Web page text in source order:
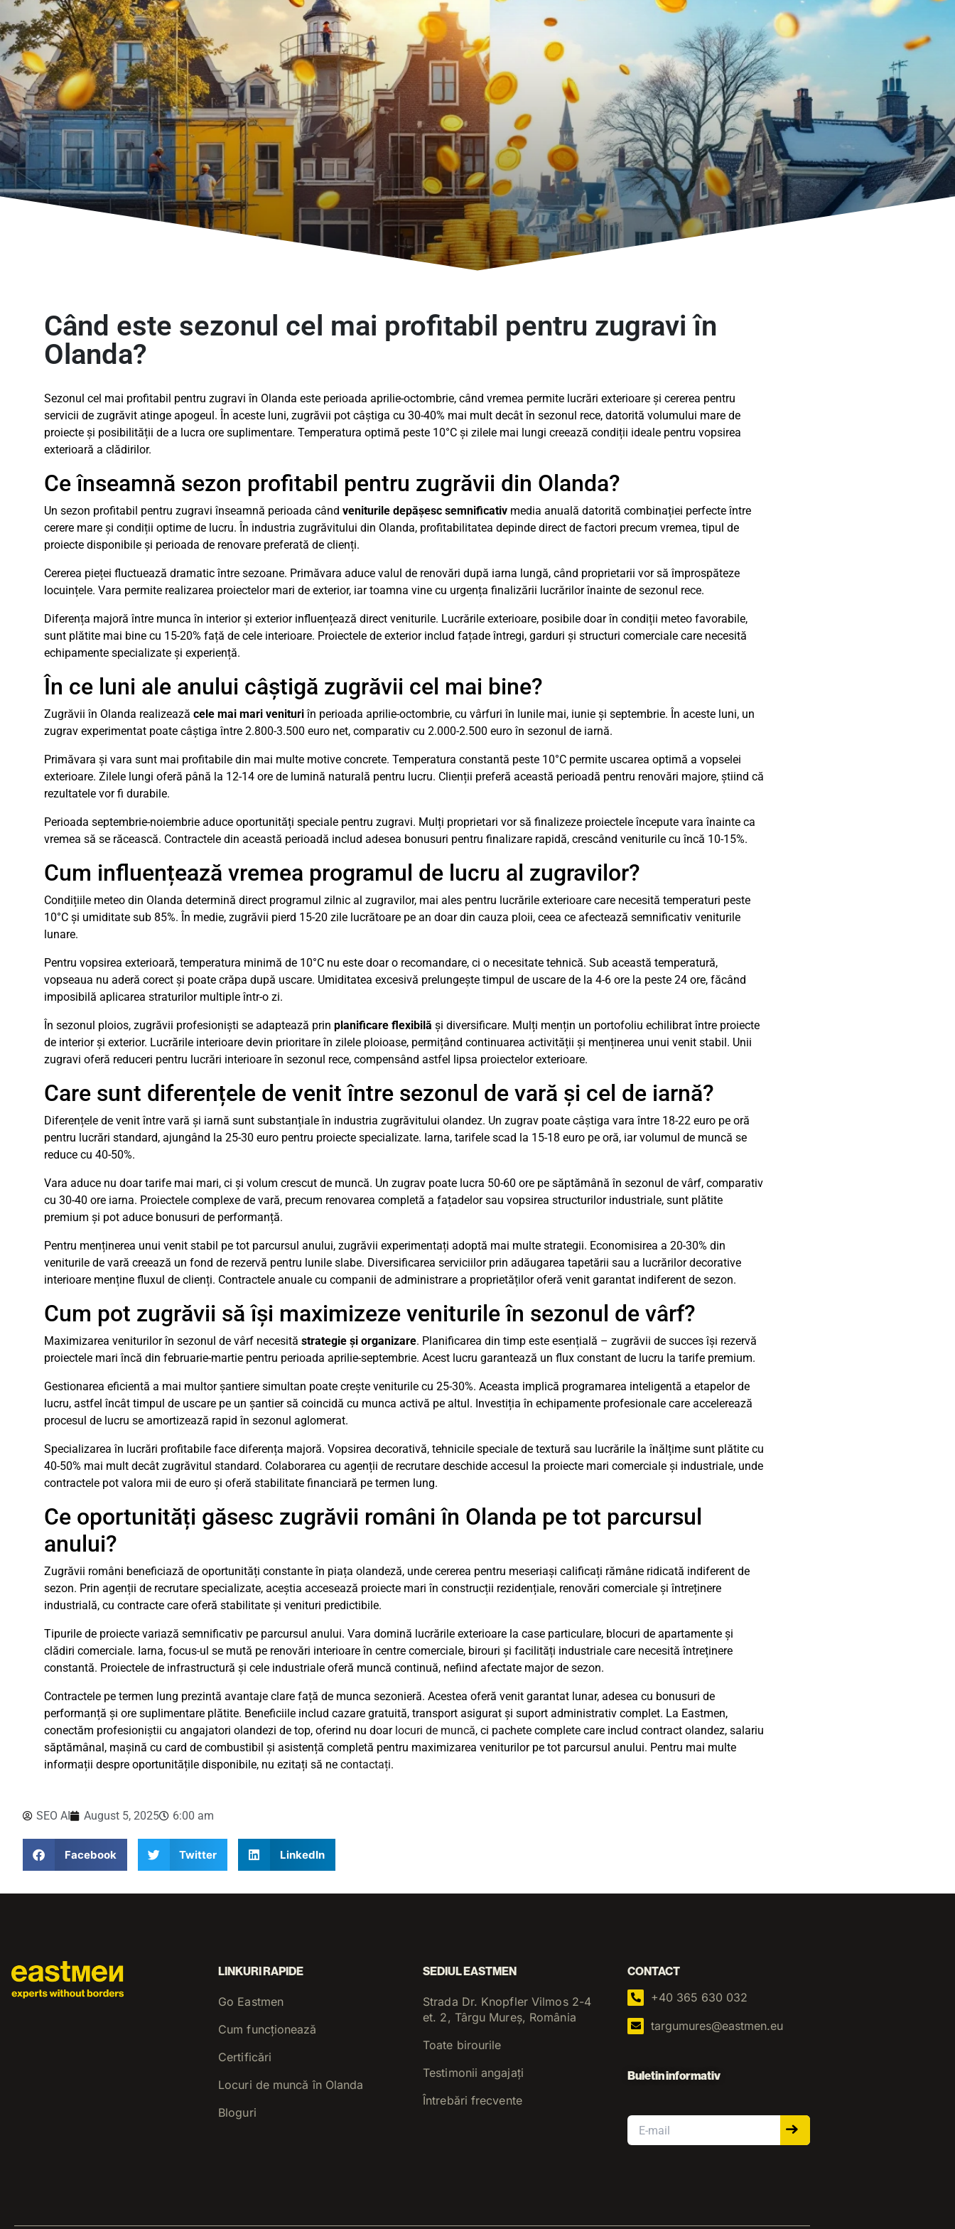
Când este sezonul cel mai profitabil pentru zugravi în
Olanda?
Sezonul cel mai profitabil pentru zugravi în Olanda este perioada aprilie-octombrie, când vremea permite lucrări exterioare și cererea pentru
servicii de zugrăvit atinge apogeul. În aceste luni, zugrăvii pot câștiga cu 30-40% mai mult decât în sezonul rece, datorită volumului mare de
proiecte și posibilității de a lucra ore suplimentare. Temperatura optimă peste 10°C și zilele mai lungi creează condiții ideale pentru vopsirea
exterioară a clădirilor.
Ce înseamnă sezon profitabil pentru zugrăvii din Olanda?
Un sezon profitabil pentru zugravi înseamnă perioada când veniturile depășesc semnificativ media anuală datorită combinației perfecte între
cerere mare și condiții optime de lucru. În industria zugrăvitului din Olanda, profitabilitatea depinde direct de factori precum vremea, tipul de
proiecte disponibile și perioada de renovare preferată de clienți.
Cererea pieței fluctuează dramatic între sezoane. Primăvara aduce valul de renovări după iarna lungă, când proprietarii vor să împrospăteze
locuințele. Vara permite realizarea proiectelor mari de exterior, iar toamna vine cu urgența finalizării lucrărilor înainte de sezonul rece.
Diferența majoră între munca în interior și exterior influențează direct veniturile. Lucrările exterioare, posibile doar în condiții meteo favorabile,
sunt plătite mai bine cu 15-20% față de cele interioare. Proiectele de exterior includ fațade întregi, garduri și structuri comerciale care necesită
echipamente specializate și experiență.
În ce luni ale anului câștigă zugrăvii cel mai bine?
Zugrăvii în Olanda realizează cele mai mari venituriîn perioada aprilie-octombrie, cu vârfuri în lunile mai, iunie și septembrie. În aceste luni, un
zugrav experimentat poate câștiga între 2.800-3.500 euro net, comparativ cu 2.000-2.500 euro în sezonul de iarnă.
Primăvara și vara sunt mai profitabile din mai multe motive concrete. Temperatura constantă peste 10°C permite uscarea optimă a vopselei
exterioare. Zilele lungi oferă până la 12-14 ore de lumină naturală pentru lucru. Clienții preferă această perioadă pentru renovări majore, știind că
rezultatele vor fi durabile.
Perioada septembrie-noiembrie aduce oportunități speciale pentru zugravi. Mulți proprietari vor să finalizeze proiectele începute vara înainte ca
vremea să se răcească. Contractele din această perioadă includ adesea bonusuri pentru finalizare rapidă, crescând veniturile cu încă 10-15%.
Cum influențează vremea programul de lucru al zugravilor?
Condițiile meteo din Olanda determină direct programul zilnic al zugravilor, mai ales pentru lucrările exterioare care necesită temperaturi peste
10°C și umiditate sub 85%. În medie, zugrăvii pierd 15-20 zile lucrătoare pe an doar din cauza ploii, ceea ce afectează semnificativ veniturile
lunare.
Pentru vopsirea exterioară, temperatura minimă de 10°C nu este doar o recomandare, ci o necesitate tehnică. Sub această temperatură,
vopseaua nu aderă corect și poate crăpa după uscare. Umiditatea excesivă prelungește timpul de uscare de la 4-6 ore la peste 24 ore, făcând
imposibilă aplicarea straturilor multiple într-o zi.
În sezonul ploios, zugrăvii profesioniști se adaptează prin planificare flexibilă și diversificare. Mulți mențin un portofoliu echilibrat între proiecte
de interior și exterior. Lucrările interioare devin prioritare în zilele ploioase, permițând continuarea activității și menținerea unui venit stabil. Unii
zugravi oferă reduceri pentru lucrări interioare în sezonul rece, compensând astfel lipsa proiectelor exterioare.
Care sunt diferențele de venit între sezonul de vară și cel de iarnă?
Diferențele de venit între vară și iarnă sunt substanțiale în industria zugrăvitului olandez. Un zugrav poate câștiga vara între 18-22 euro pe oră
pentru lucrări standard, ajungând la 25-30 euro pentru proiecte specializate. Iarna, tarifele scad la 15-18 euro pe oră, iar volumul de muncă se
reduce cu 40-50%.
Vara aduce nu doar tarife mai mari, ci și volum crescut de muncă. Un zugrav poate lucra 50-60 ore pe săptămână în sezonul de vârf, comparativ
cu 30-40 ore iarna. Proiectele complexe de vară, precum renovarea completă a fațadelor sau vopsirea structurilor industriale, sunt plătite
premium și pot aduce bonusuri de performanță.
Pentru menținerea unui venit stabil pe tot parcursul anului, zugrăvii experimentați adoptă mai multe strategii. Economisirea a 20-30% din
veniturile de vară creează un fond de rezervă pentru lunile slabe. Diversificarea serviciilor prin adăugarea tapetării sau a lucrărilor decorative
interioare menține fluxul de clienți. Contractele anuale cu companii de administrare a proprietăților oferă venit garantat indiferent de sezon.
Cum pot zugrăvii să își maximizeze veniturile în sezonul de vârf?
Maximizarea veniturilor în sezonul de vârf necesită strategie și organizare. Planificarea din timp este esențială – zugrăvii de succes își rezervă
proiectele mari încă din februarie-martie pentru perioada aprilie-septembrie. Acest lucru garantează un flux constant de lucru la tarife premium.
Gestionarea eficientă a mai multor șantiere simultan poate crește veniturile cu 25-30%. Aceasta implică programarea inteligentă a etapelor de
lucru, astfel încât timpul de uscare pe un șantier să coincidă cu munca activă pe altul. Investiția în echipamente profesionale care accelerează
procesul de lucru se amortizează rapid în sezonul aglomerat.
Specializarea în lucrări profitabile face diferența majoră. Vopsirea decorativă, tehnicile speciale de textură sau lucrările la înălțime sunt plătite cu
40-50% mai mult decât zugrăvitul standard. Colaborarea cu agenții de recrutare deschide accesul la proiecte mari comerciale și industriale, unde
contractele pot valora mii de euro și oferă stabilitate financiară pe termen lung.
Ce oportunități găsesc zugrăvii români în Olanda pe tot parcursul
anului?
Zugrăvii români beneficiază de oportunități constante în piața olandeză, unde cererea pentru meseriași calificați rămâne ridicată indiferent de
sezon. Prin agenții de recrutare specializate, aceștia accesează proiecte mari în construcții rezidențiale, renovări comerciale și întreținere
industrială, cu contracte care oferă stabilitate și venituri predictibile.
Tipurile de proiecte variază semnificativ pe parcursul anului. Vara domină lucrările exterioare la case particulare, blocuri de apartamente și
clădiri comerciale. Iarna, focus-ul se mută pe renovări interioare în centre comerciale, birouri și facilități industriale care necesită întreținere
constantă. Proiectele de infrastructură și cele industriale oferă muncă continuă, nefiind afectate major de sezon.
Contractele pe termen lung prezintă avantaje clare față de munca sezonieră. Acestea oferă venit garantat lunar, adesea cu bonusuri de
performanță și ore suplimentare plătite. Beneficiile includ cazare gratuită, transport asigurat și suport administrativ complet. La Eastmen,
conectăm profesioniștii cu angajatori olandezi de top, oferind nu doar locuri de muncă, ci pachete complete care includ contract olandez, salariu
săptămânal, mașină cu card de combustibil și asistență completă pentru maximizarea veniturilor pe tot parcursul anului. Pentru mai multe
informații despre oportunitățile disponibile, nu ezitați să ne contactați.
SEO AI August 5, 2025 6:00 am
Facebook Twitter LinkedIn
LINKURI RAPIDE
Go Eastmen
Cum funcționează
Certificări
Locuri de muncă în Olanda
Bloguri
SEDIUL EASTMEN
Strada Dr. Knopfler Vilmos 2-4
et. 2, Târgu Mureș, România
Toate birourile
Testimonii angajați
Întrebări frecvente
CONTACT
+40 365 630 032
targumures@eastmen.eu
Buletin informativ